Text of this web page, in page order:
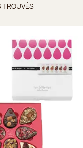
trouvés
TROUVÉS